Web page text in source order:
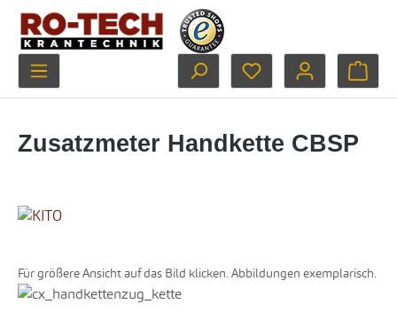
Zum Hauptinhalt springen
Du hast 0 Produkte
Zusatzmeter Handkette CBSP
Für größere Ansicht auf das Bild klicken. Abbildungen exemplarisch.
Bildergalerie überspringen